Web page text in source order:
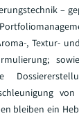
–
, Textur-
von
bleiben ein